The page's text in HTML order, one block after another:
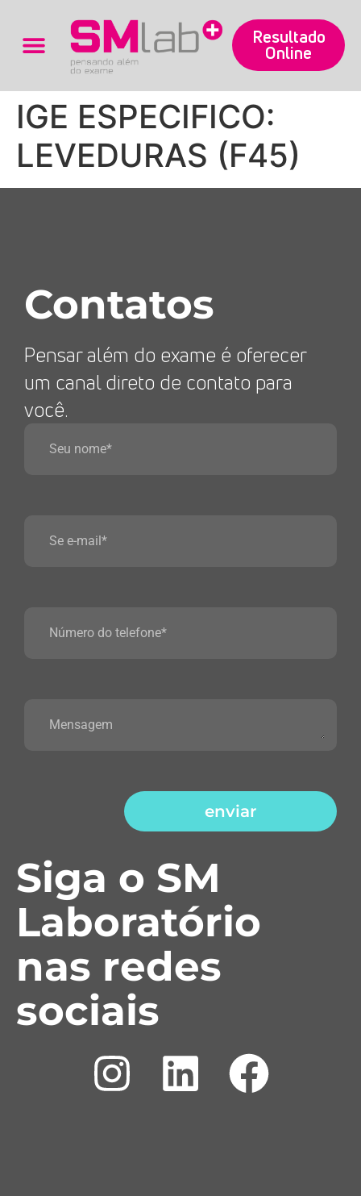
Resultado
Online
IGE ESPECIFICO:
LEVEDURAS (F45)
Contatos
Pensar além do exame é oferecer
um canal direto de contato para
você.
enviar
Siga o SM
Laboratório
nas redes
sociais